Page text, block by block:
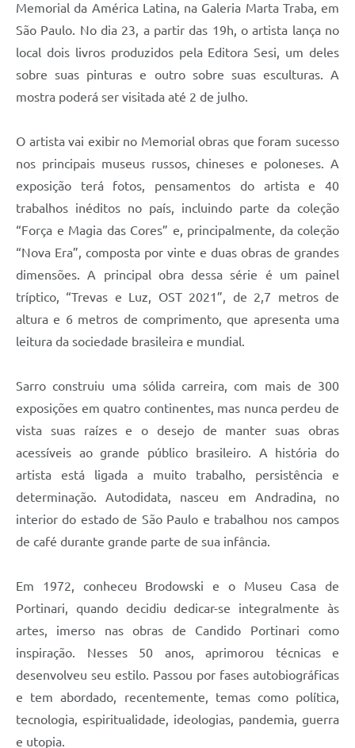
Audiências Públicas
Arquivos para Download
Galeria de Vídeos
Contas Públicas
Legislação
Links Úteis
Serviços Online
Memorial da América Latina, na Galeria Marta Traba, em
São Paulo. No dia 23, a partir das 19h, o artista lança no
local dois livros produzidos pela Editora Sesi, um deles
sobre suas pinturas e outro sobre suas esculturas. A
mostra poderá ser visitada até 2 de julho.
O artista vai exibir no Memorial obras que foram sucesso
nos principais museus russos, chineses e poloneses. A
exposição terá fotos, pensamentos do artista e 40
trabalhos inéditos no país, incluindo parte da coleção
“Força e Magia das Cores” e, principalmente, da coleção
“Nova Era”, composta por vinte e duas obras de grandes
dimensões. A principal obra dessa série é um painel
tríptico, “Trevas e Luz, OST 2021”, de 2,7 metros de
altura e 6 metros de comprimento, que apresenta uma
leitura da sociedade brasileira e mundial.
Sarro construiu uma sólida carreira, com mais de 300
exposições em quatro continentes, mas nunca perdeu de
vista suas raízes e o desejo de manter suas obras
acessíveis ao grande público brasileiro. A história do
artista está ligada a muito trabalho, persistência e
determinação. Autodidata, nasceu em Andradina, no
interior do estado de São Paulo e trabalhou nos campos
de café durante grande parte de sua infância.
Em 1972, conheceu Brodowski e o Museu Casa de
Portinari, quando decidiu dedicar-se integralmente às
artes, imerso nas obras de Candido Portinari como
inspiração. Nesses 50 anos, aprimorou técnicas e
desenvolveu seu estilo. Passou por fases autobiográficas
e tem abordado, recentemente, temas como política,
tecnologia, espiritualidade, ideologias, pandemia, guerra
e utopia.